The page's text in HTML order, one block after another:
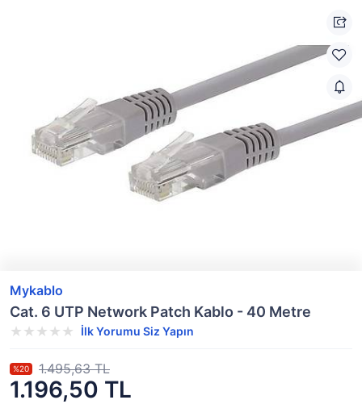
Mykablo
Cat. 6 UTP Network Patch Kablo - 40 Metre
İlk Yorumu Siz Yapın
1.196,50 TL
%20 1.495,63 TL